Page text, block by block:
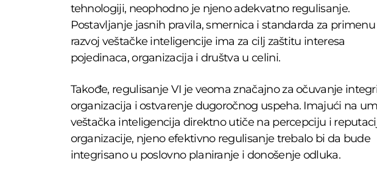
tehnologiji, neophodno je njeno adekvatno regulisanje.
Postavljanje jasnih pravila, smernica i standarda za primenu
razvoj veštačke inteligencije ima za cilj zaštitu interesa
pojedinaca, organizacija i društva u celini.
Takođe, regulisanje VI je veoma značajno za očuvanje
organizacija i ostvarenje dugoročnog uspeha. Imajući na
veštačka inteligencija direktno utiče na percepciju i
organizacije, njeno efektivno regulisanje trebalo bi da bude
integrisano u poslovno planiranje i donošenje odluka.